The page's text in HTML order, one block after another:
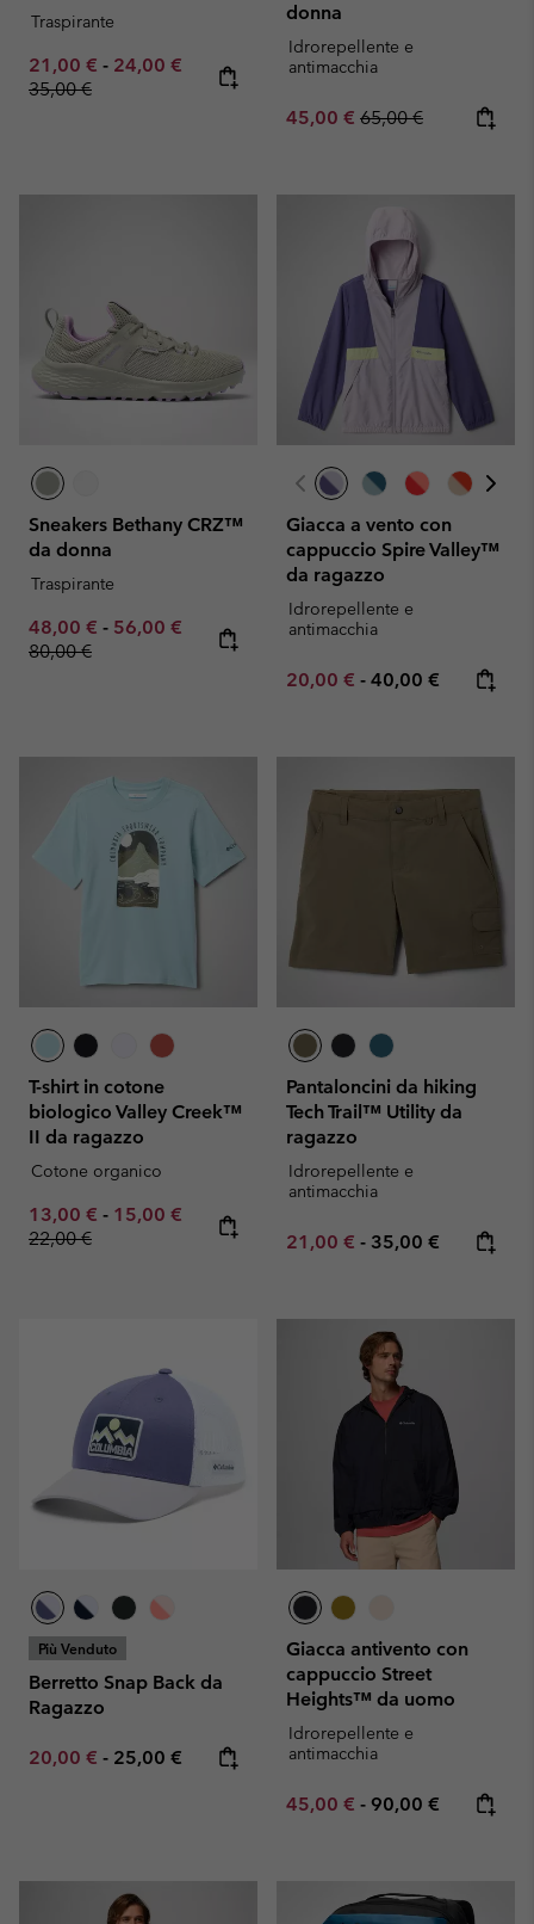
Traspirante
Minimum sale price:
21,00 € - Maximum sale price:
24,00 € Regular price:
35,00 €
donna
Idrorepellente e
antimacchia
Sale price:
45,00 € Regular price:
65,00 €
Sneakers Bethany CRZ™
da donna
Traspirante
Minimum sale price:
48,00 € - Maximum sale price:
56,00 € Regular price:
80,00 €
Giacca a vento con
cappuccio Spire Valley™
da ragazzo
Idrorepellente e
antimacchia
Minimum sale price:
20,00 € - Maximum price:
40,00 €
T-shirt in cotone
biologico Valley Creek™
II da ragazzo
Cotone organico
Minimum sale price:
13,00 € - Maximum sale price:
15,00 € Regular price:
22,00 €
Pantaloncini da hiking
Tech Trail™ Utility da
ragazzo
Idrorepellente e
antimacchia
Minimum sale price:
21,00 € - Maximum price:
35,00 €
Più Venduto
Berretto Snap Back da
Ragazzo
Minimum sale price:
20,00 € - Maximum price:
25,00 €
Giacca antivento con
cappuccio Street
Heights™ da uomo
Idrorepellente e
antimacchia
Minimum sale price:
45,00 € - Maximum price:
90,00 €